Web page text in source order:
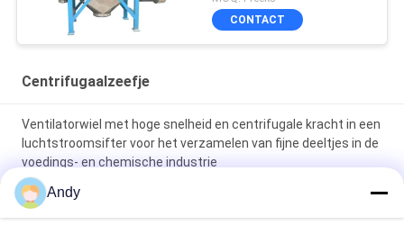
CONTACT
Centrifugaalzeefje
Ventilatorwiel met hoge snelheid en centrifugale kracht in een
luchtstroomsifter voor het verzamelen van fijne deeltjes in de
voedings- en chemische industrie
Stainless Steel Explosion-proof Air-flow Sieve Powder
Andy